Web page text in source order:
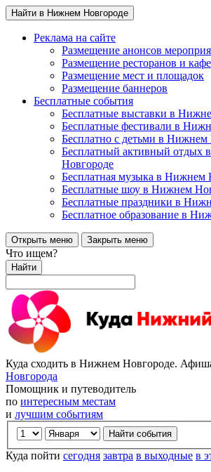
Найти в Нижнем Новгороде
Реклама на сайте
Размещение анонсов
Размещение ресторанов и кафе
Размещение мест и площадок
Размещение баннеров
Бесплатные события
Бесплатные выставки в
Бесплатные фестивали в
Бесплатно с детьми в Нижнем
Бесплатный активный отдых
Новгороде
Бесплатная музыка в Нижнем
Бесплатные шоу в Нижнем
Бесплатные праздники в
Бесплатное образование в
Открыть меню Закрыть меню
Что ищем?
Найти
Куда сходить в Нижнем Новгороде.
Новгорода
Помощник и путеводитель
по интересным местам
и лучшим событиям
Куда пойти сегодня завтра в выходные в